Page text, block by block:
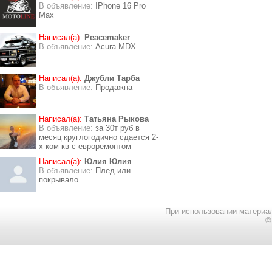
В объявление:
IPhone 16 Pro
Max
Написал(а): Peacemaker
В объявление: Acura MDX
Написал(а): Джубли Тарба
В объявление: Продажна
Написал(а): Татьяна Рыкова
В объявление: за 30т руб в
месяц круглогодично сдается 2-
х ком кв с евроремонтом
Написал(а): Юлия Юлия
В объявление: Плед или
покрывало
При использовании